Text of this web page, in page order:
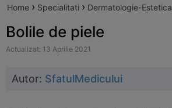
Home › Specialitati › Dermatologie-Estetica
Bolile de piele
Actualizat: 13 Aprilie 2021
Autor: SfatulMedicului